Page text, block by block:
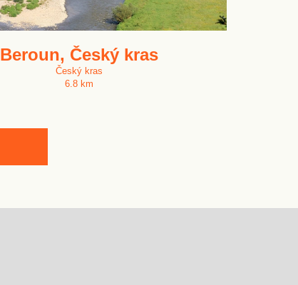
Beroun, Český kras
Český kras
6.8 km